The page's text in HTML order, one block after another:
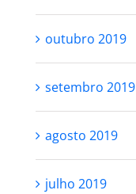
outubro 2019
setembro 2019
agosto 2019
julho 2019